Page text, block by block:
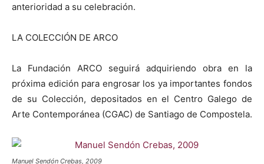
anterioridad a su celebración.
LA COLECCIÓN DE ARCO
La Fundación ARCO seguirá adquiriendo obra en la
próxima edición para engrosar los ya importantes fondos
de su Colección, depositados en el Centro Galego de
Arte Contemporánea (CGAC) de Santiago de Compostela.
Manuel Sendón Crebas, 2009